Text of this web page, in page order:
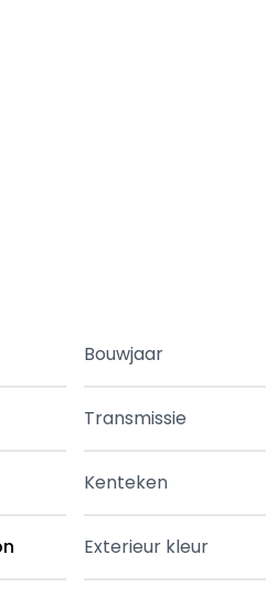
Bouwjaar
Transmissie
Kenteken
Exterieur kleur